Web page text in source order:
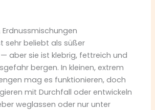
sehr beliebt als süßer
aber sie ist klebrig, fettreich und
bergen. In kleinen, extrem
mag es funktionieren, doch
mit Durchfall oder entwickeln
weglassen oder nur unter